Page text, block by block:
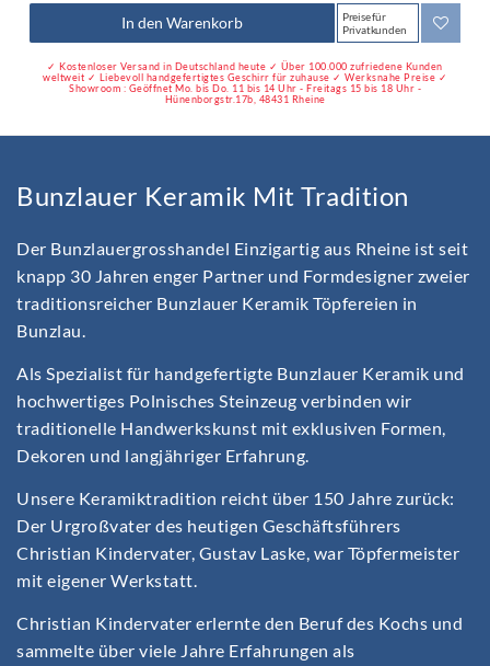
In den Warenkorb
Preise für
Privatkunden
✓ Kostenloser Versand in Deutschland heute ✓ Über 100.000 zufriedene Kunden
weltweit ✓ Liebevoll handgefertigtes Geschirr für zuhause ✓ Werksnahe Preise ✓
Showroom : Geöffnet Mo. bis Do. 11 bis 14 Uhr - Freitags 15 bis 18 Uhr -
Hünenborgstr.17b, 48431 Rheine
Bunzlauer Keramik Mit Tradition
Der Bunzlauergrosshandel Einzigartig aus Rheine ist seit
knapp 30 Jahren enger Partner und Formdesigner zweier
traditionsreicher Bunzlauer Keramik Töpfereien in
Bunzlau.
Als Spezialist für handgefertigte Bunzlauer Keramik und
hochwertiges Polnisches Steinzeug verbinden wir
traditionelle Handwerkskunst mit exklusiven Formen,
Dekoren und langjähriger Erfahrung.
Unsere Keramiktradition reicht über 150 Jahre zurück:
Der Urgroßvater des heutigen Geschäftsführers
Christian Kindervater, Gustav Laske, war Töpfermeister
mit eigener Werkstatt.
Christian Kindervater erlernte den Beruf des Kochs und
sammelte über viele Jahre Erfahrungen als